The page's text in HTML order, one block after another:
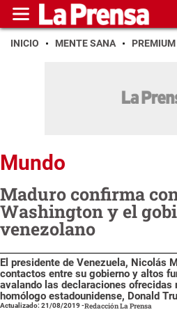
INICIO MENTE SANA PREMIUM
Mundo
Maduro confirma
Washington y el
venezolano
El presidente de Venezuela, Nicolás
contactos entre su gobierno y altos
avalando las declaraciones ofrecidas
homólogo estadounidense, Donald
Actualizado: 21/08/2019-Redacción La Prensa